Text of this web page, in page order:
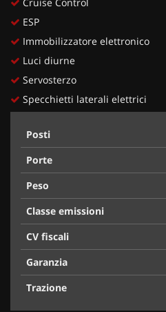
ESP
Immobilizzatore elettronico
Luci diurne
Servosterzo
Specchietti laterali elettrici
Posti
Porte
Peso
Classe emissioni
CV fiscali
Garanzia
Trazione